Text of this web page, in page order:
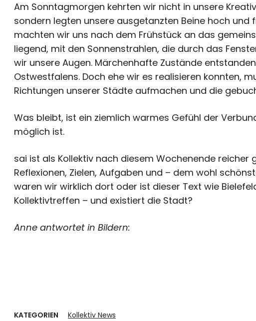
Am Sonntagmorgen kehrten wir nicht in unsere
sondern legten unsere ausgetanzten Beine hoch und
machten wir uns nach dem Frühstück an das
liegend, mit den Sonnenstrahlen, die durch das
wir unsere Augen. Märchenhafte Zustände
Ostwestfalens. Doch ehe wir es realisieren konnten,
Richtungen unserer Städte aufmachen und die
Was bleibt, ist ein ziemlich warmes Gefühl der
möglich ist.
sai ist als Kollektiv nach diesem Wochenende reicher
Reflexionen, Zielen, Aufgaben und – dem wohl
waren wir wirklich dort oder ist dieser Text wie
Kollektivtreffen – und existiert die Stadt?
Anne antwortet in Bildern:
KATEGORIEN Kollektiv News